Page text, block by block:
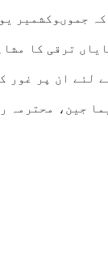
جموںوکشمیر
ترقی کا
لئے ان پر غور
جین، محترمہ